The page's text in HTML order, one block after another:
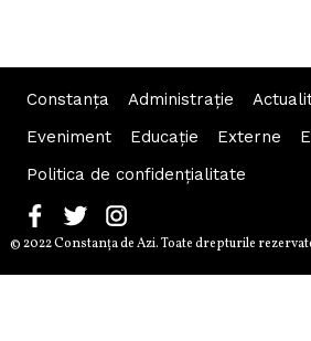
Constanța Administraţie
Eveniment
Educaţie Externe
Politica de confidențialitate
© 2022 Constanţa de Azi. Toate drepturile